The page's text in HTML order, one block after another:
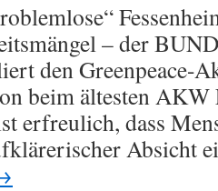
– der
den Greenpeace-
beim ältesten
erfreulich, dass
Absicht